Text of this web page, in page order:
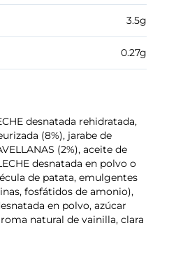
3.5g
0.27g
desnatada rehidratada,
(8%), jarabe de
(2%), aceite de
desnatada en polvo o
de patata, emulgentes
fosfátidos de amonio),
en polvo, azúcar
natural de vainilla, clara